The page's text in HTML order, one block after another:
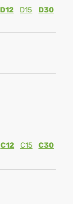
D12 D15
D30
C12 C15
C30